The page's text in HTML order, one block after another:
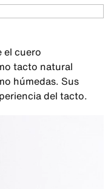
el cuero
tacto natural
húmedas. Sus
del tacto.